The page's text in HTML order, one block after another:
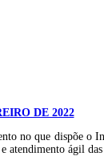
DE 2022
no que dispõe o
ágil